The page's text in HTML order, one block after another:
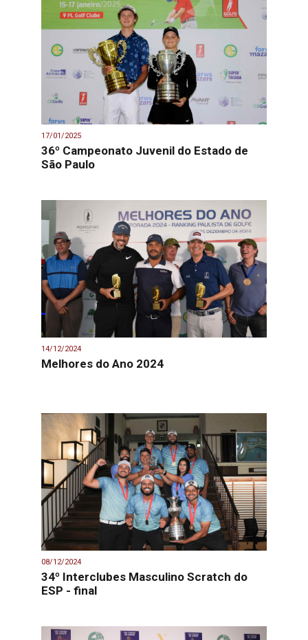
17/01/2025
36º Campeonato Juvenil do Estado de
São Paulo
14/12/2024
Melhores do Ano 2024
08/12/2024
34º Interclubes Masculino Scratch do
ESP - final